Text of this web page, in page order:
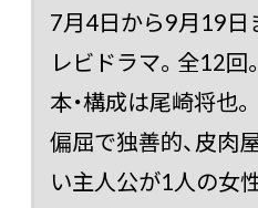
7月4日から9月19日
レビドラマ。全12回
本・構成は尾崎将也。
偏屈で独善的、皮肉
い主人公が1人の女